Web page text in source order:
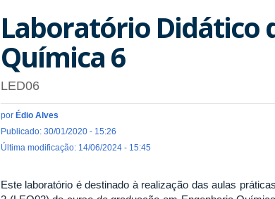
Laboratório Didático
Química 6
LED06
por Édio Alves
Publicado: 30/01/2020 - 15:26
Última modificação: 14/06/2024 - 15:45
Este laboratório é destinado à realização das aulas